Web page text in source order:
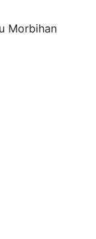
Morbihan